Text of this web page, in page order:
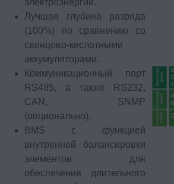
электроэнергии.
Лучшая глубина разряда
(100%) по сравнению со
свинцово-кислотными
аккумуляторами.
Коммуникационный порт
RS485, а также RS232,
CAN, SNMP
(опционально).
BMS с функцией
внутренней балансировки
элементов для
обеспечения длительного